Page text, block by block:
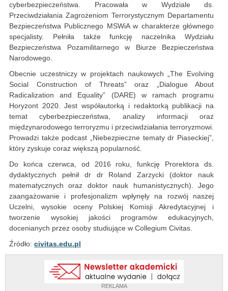
REKLAMA
cyberbezpieczeństwa. Pracowała w Wydziale ds.
Przeciwdziałania Zagrożeniom Terrorystycznym Departamentu
Bezpieczeństwa Publicznego MSWiA w charakterze głównego
specjalisty. Pełniła także funkcję naczelnika Wydziału
Bezpieczeństwa Pozamilitarnego w Biurze Bezpieczeństwa
Narodowego.
Obecnie uczestniczy w projektach naukowych „The Evolving
Social Construction of Threats” oraz „Dialogue About
Radicalization and Equality” (DARE) w ramach programu
Horyzont 2020. Jest współautorką i redaktorką publikacji na
temat cyberbezpieczeństwa, analizy informacji oraz
międzynarodowego terroryzmu i przeciwdziałania terroryzmowi.
Prowadzi także podcast „Niebezpieczne tematy dr Piaseckiej”,
który zyskuje coraz większą popularność.
Do końca czerwca, od 2016 roku, funkcję Prorektora ds.
dydaktycznych pełnił dr dr Roland Zarzycki (doktor nauk
matematycznych oraz doktor nauk humanistycznych). Jego
zaangażowanie i profesjonalizm wpłynęły na rozwój naszej
Uczelni, wysokie oceny Polskiej Komisji Akredytacyjnej i
tworzenie wysokiej jakości programów edukacyjnych,
docenianych przez osoby studiujące w Collegium Civitas.
Źródło: civitas.edu.pl